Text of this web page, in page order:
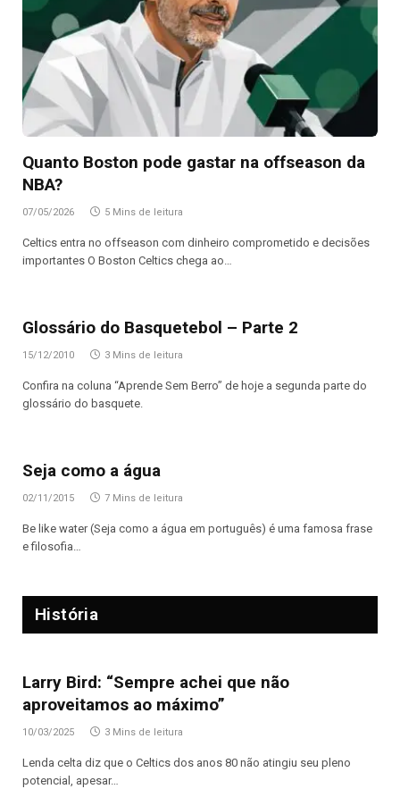
Quanto Boston pode gastar na offseason da
NBA?
07/05/2026 5 Mins de leitura
Celtics entra no offseason com dinheiro comprometido e decisões
importantes O Boston Celtics chega ao…
Glossário do Basquetebol – Parte 2
15/12/2010 3 Mins de leitura
Confira na coluna “Aprende Sem Berro” de hoje a segunda parte do
glossário do basquete.
Seja como a água
02/11/2015 7 Mins de leitura
Be like water (Seja como a água em português) é uma famosa frase
e filosofia…
História
Larry Bird: “Sempre achei que não
aproveitamos ao máximo”
10/03/2025 3 Mins de leitura
Lenda celta diz que o Celtics dos anos 80 não atingiu seu pleno
potencial, apesar…